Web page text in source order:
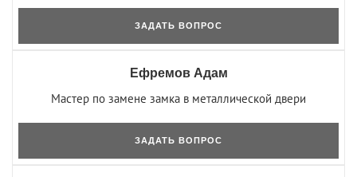
ЗАДАТЬ ВОПРОС
Ефремов Адам
Мастер по замене замка в металлической двери
ЗАДАТЬ ВОПРОС